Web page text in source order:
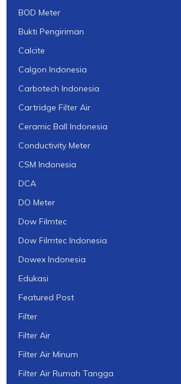
BOD Meter
Bukti Pengiriman
Calcite
Calgon Indonesia
Carbotech Indonesia
Cartridge Filter Air
Ceramic Ball Indonesia
Conductivity Meter
CSM Indonesia
DCA
DO Meter
Dow Filmtec
Dow Filmtec Indonesia
Dowex Indonesia
Edukasi
Featured Post
Filter
Filter Air
Filter Air Minum
Filter Air Rumah Tangga